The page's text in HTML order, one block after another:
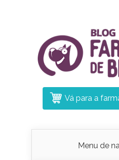
Vá para a
Menu de